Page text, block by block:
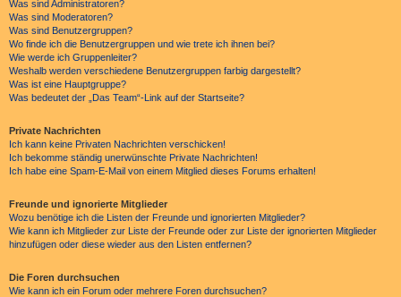
Was sind Administratoren?
Was sind Moderatoren?
Was sind Benutzergruppen?
Wo finde ich die Benutzergruppen und wie trete ich ihnen bei?
Wie werde ich Gruppenleiter?
Weshalb werden verschiedene Benutzergruppen farbig dargestellt?
Was ist eine Hauptgruppe?
Was bedeutet der „Das Team“-Link auf der Startseite?
Private Nachrichten
Ich kann keine Privaten Nachrichten verschicken!
Ich bekomme ständig unerwünschte Private Nachrichten!
Ich habe eine Spam-E-Mail von einem Mitglied dieses Forums erhalten!
Freunde und ignorierte Mitglieder
Wozu benötige ich die Listen der Freunde und ignorierten Mitglieder?
Wie kann ich Mitglieder zur Liste der Freunde oder zur Liste der ignorierten Mitglieder
hinzufügen oder diese wieder aus den Listen entfernen?
Die Foren durchsuchen
Wie kann ich ein Forum oder mehrere Foren durchsuchen?